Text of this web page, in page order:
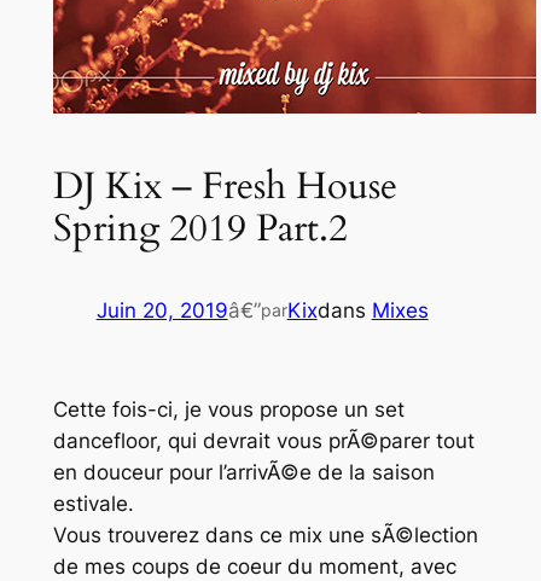
DJ Kix – Fresh House
Spring 2019 Part.2
Juin 20, 2019â€”parKixdans Mixes
Cette fois-ci, je vous propose un set
dancefloor, qui devrait vous prÃ©parer tout
en douceur pour l’arrivÃ©e de la saison
estivale.
Vous trouverez dans ce mix une sÃ©lection
de mes coups de coeur du moment, avec